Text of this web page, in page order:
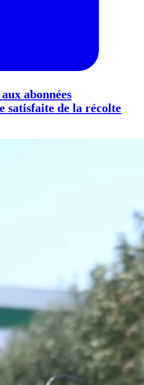
abonnées
satisfaite de la récolte